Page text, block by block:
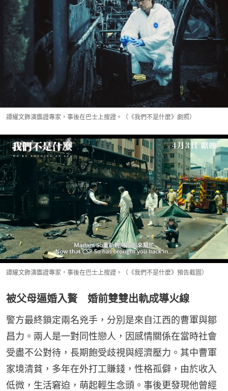
譚耀文飾演鑑證專家，事後在巴士上搜證。（《我們不是什麼》劇照）
譚耀文飾演鑑證專家，事後在巴士上搜證。（《我們不是什麼》預告截圖）
被父母逼婚入贅 婚前雙雙出軌成導火線
警方最終鎖定兩名兇手，分別是來自江西的曹軍與鄒
昌力。兩人是一對同性戀人，因感情關係在當時社會
受盡不公對待，長期飽受歧視與經濟壓力。其中曹軍
家境清貧，多年在外打工賺錢，性格孤僻，由於收入
低微，生活窘迫，萌起輕生念頭。事後更發現他曾經